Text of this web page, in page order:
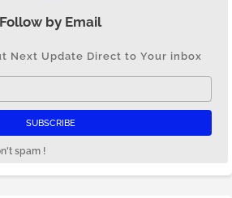
Follow by Email
Next Update Direct to Your inbox
spam !